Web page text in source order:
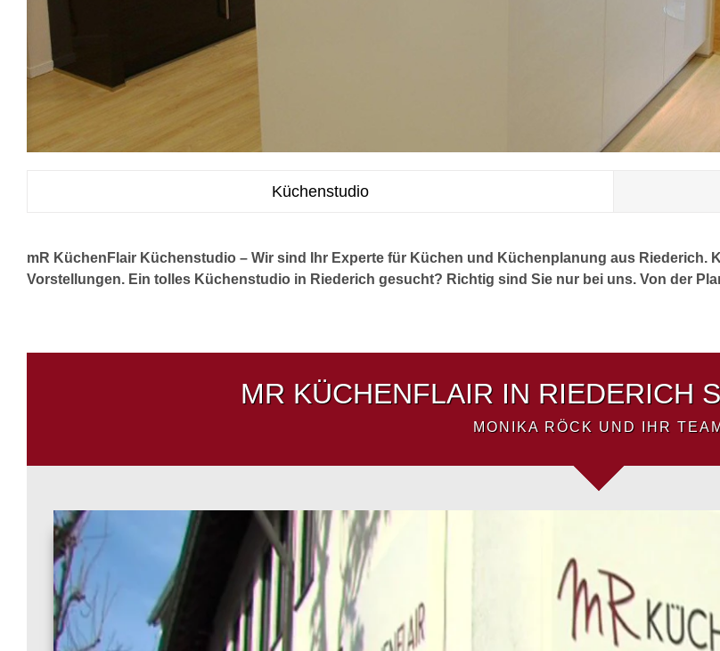
Küchenstudio
mR KüchenFlair Küchenstudio – Wir sind Ihr Experte für Küchen und Küchenplanung aus Riederich.
Vorstellungen. Ein tolles Küchenstudio in Riederich gesucht? Richtig sind Sie nur bei uns. Von der
MR KÜCHENFLAIR IN RIEDERICH
MONIKA RÖCK UND IHR